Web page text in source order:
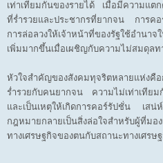
เท่าเทียมกันของรายได้ เมื่อมีความแต
ที่ร่ำรวยและประชากรที่ยากจน การคอ
การล่อลวงให้เจ้าหน้าที่ของรัฐใช้อำนา
เพิ่มมากขึ้นเมื่อเผชิญกับความไม่สมดุลท
หัวใจสำคัญของสังคมทุจริตหลายแห่งคือ
ร่ำรวยกับคนยากจน ความไม่เท่าเทียม
และเป็นเหตุให้เกิดการคอร์รัปชั่น เสน่
กฎหมายกลายเป็นสิ่งล่อใจสำหรับผู้ที่มอ
ทางเศรษฐกิจของตนกับสถานะทางเศรษ